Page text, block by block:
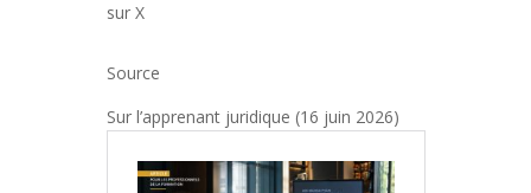
sur X
Source
Sur l’apprenant juridique (16 juin 2026)